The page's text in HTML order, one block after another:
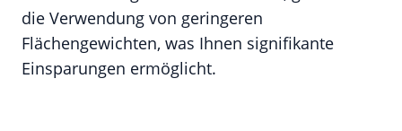
die Verwendung von geringeren
Flächengewichten, was Ihnen signifikante
Einsparungen ermöglicht.